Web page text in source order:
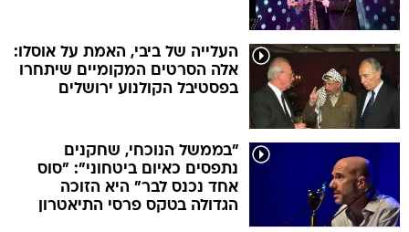
העלייה של ביבי, האמת על אוסלו:
אלה הסרטים המקומיים שיתחרו
בפסטיבל הקולנוע ירושלים
"בממשל הנוכחי, שחקנים
נתפסים כאיום ביטחוני": "סוס
אחד נכנס לבר" היא הזוכה
הגדולה בטקס פרסי התיאטרון